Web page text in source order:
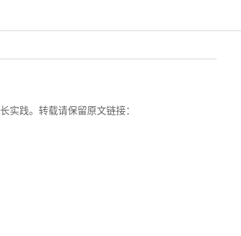
实践。转载请保留原文链接：